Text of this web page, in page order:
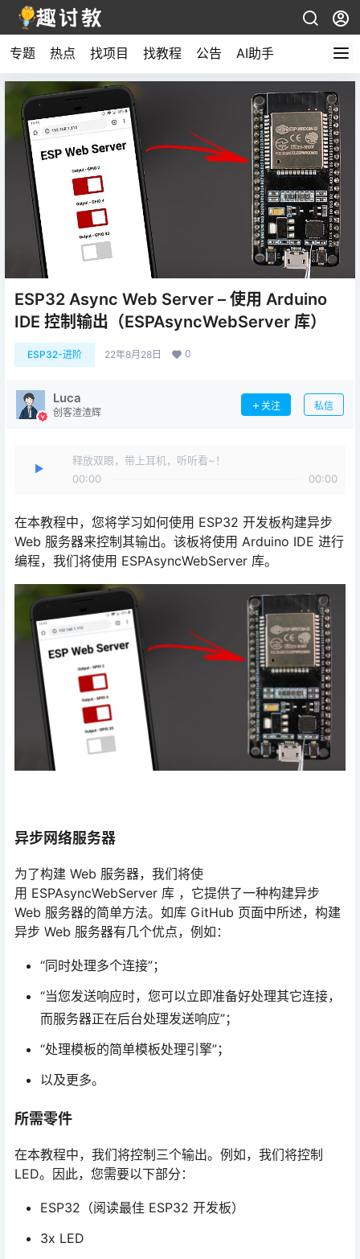
专题 热点 找项目 找教程 公告 AI助手
ESP32 Async Web Server – 使用 Arduino
IDE 控制输出（ESPAsyncWebServer 库）
ESP32-进阶 22年8月28日 0
Luca
创客渣渣辉
关注 私信
释放双眼，带上耳机，听听看~！
00:00
00:00
在本教程中，您将学习如何使用 ESP32 开发板构建异步
Web 服务器来控制其输出。该板将使用 Arduino IDE 进行
编程，我们将使用 ESPAsyncWebServer 库。
异步网络服务器
为了构建 Web 服务器，我们将使
用 ESPAsyncWebServer 库 ，它提供了一种构建异步
Web 服务器的简单方法。如库 GitHub 页面中所述，构建
异步 Web 服务器有几个优点，例如：
“同时处理多个连接”；
“当您发送响应时，您可以立即准备好处理其它连接，
而服务器正在后台处理发送响应”；
“处理模板的简单模板处理引擎”；
以及更多。
所需零件
在本教程中，我们将控制三个输出。例如，我们将控制
LED。因此，您需要以下部分：
ESP32（阅读最佳 ESP32 开发板）
3x LED